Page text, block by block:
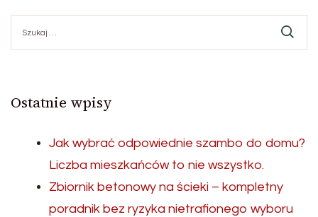
Ostatnie wpisy
Jak wybrać odpowiednie szambo do domu?
Liczba mieszkańców to nie wszystko.
Zbiornik betonowy na ścieki – kompletny
poradnik bez ryzyka nietrafionego wyboru